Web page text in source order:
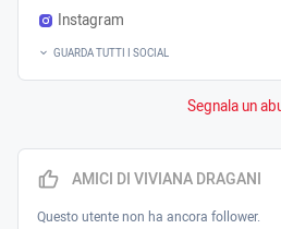
Instagram
GUARDA TUTTI I SOCIAL
Segnala un
AMICI DI VIVIANA DRAGANI
Questo utente non ha ancora follower.